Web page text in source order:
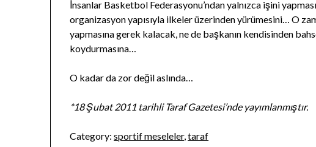
İnsanlar Basketbol Federasyonu’ndan yalnızca işini
organizasyon yapısıyla ilkeler üzerinden yürümesini… O
yapmasına gerek kalacak, ne de başkanın kendisinden
koydurmasına…
O kadar da zor değil aslında…
*18 Şubat 2011 tarihli Taraf Gazetesi’nde yayımlanmıştır.
Category: sportif meseleler,taraf